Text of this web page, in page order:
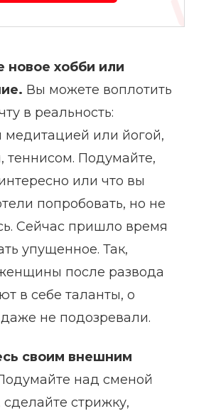
новое хобби или
Вы можете воплотить
в реальность:
медитацией или йогой,
теннисом. Подумайте,
или что вы
попробовать, но не
Сейчас пришло время
упущенное. Так,
после развода
в себе таланты, о
не подозревали.
своим внешним
над сменой
стрижку,